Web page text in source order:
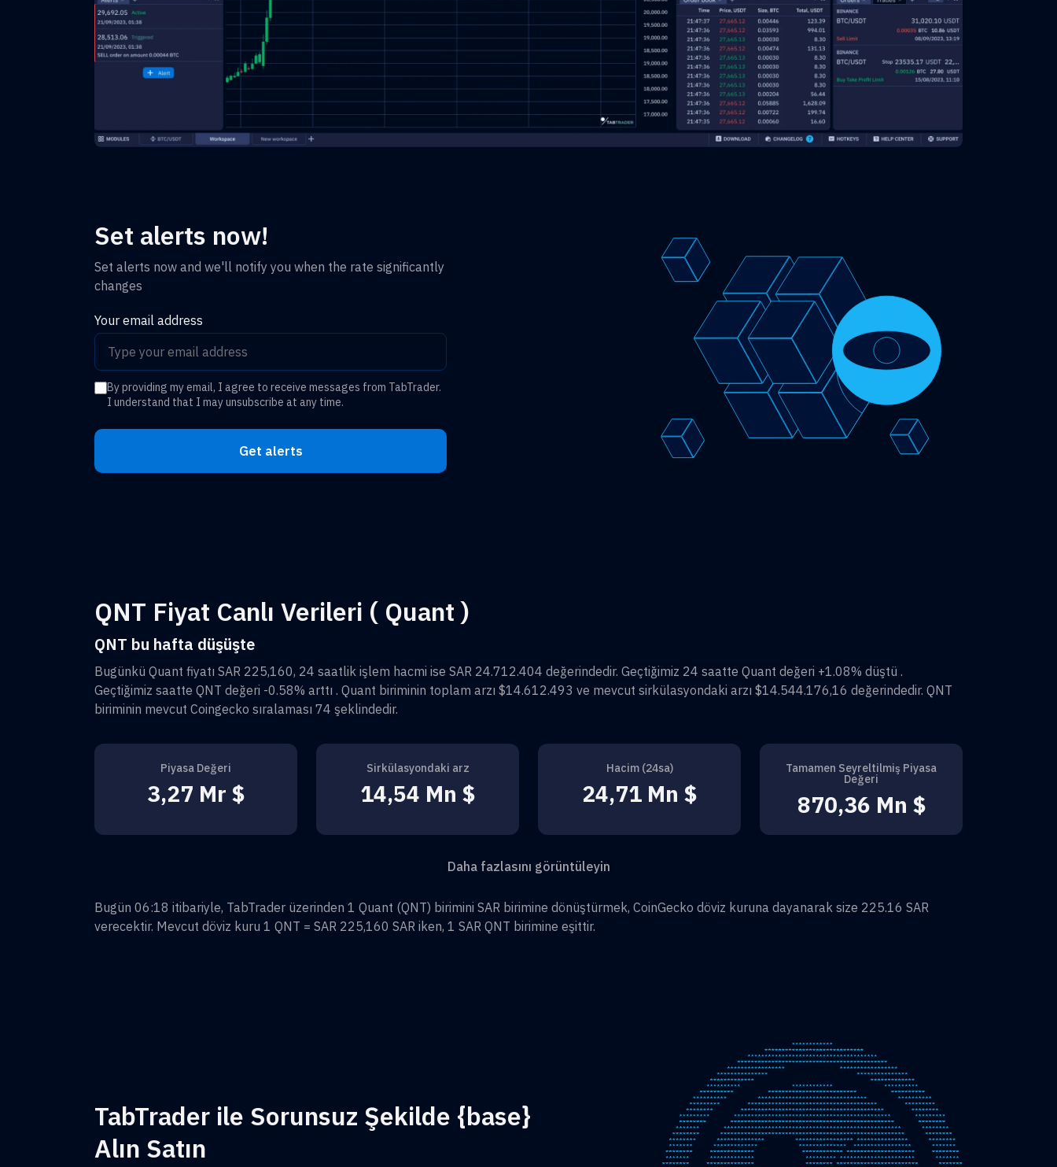
Set alerts now!
Set alerts now and we'll notify you when the rate significantly
changes
Your email address
By providing my email, I agree to receive messages from TabTrader.
I understand that I may unsubscribe at any time.
Get alerts
QNT Fiyat Canlı Verileri ( Quant )
QNT bu hafta düşüşte
Bugünkü Quant fiyatı SAR 225,160, 24 saatlik işlem hacmi ise SAR 24.712.404 değerindedir. Geçtiğimiz 24 saatte Quant değeri +1.08% düştü .
Geçtiğimiz saatte QNT değeri -0.58% arttı . Quant biriminin toplam arzı $14.612.493 ve mevcut sirkülasyondaki arzı $14.544.176,16 değerindedir. QNT
biriminin mevcut Coingecko sıralaması 74 şeklindedir.
Piyasa Değeri
3,27 Mr $
Sirkülasyondaki arz
14,54 Mn $
Hacim (24sa)
24,71 Mn $
Tamamen Seyreltilmiş Piyasa
Değeri
870,36 Mn $
Daha fazlasını görüntüleyin
Bugün 06:18 itibariyle, TabTrader üzerinden 1 Quant (QNT) birimini SAR birimine dönüştürmek, CoinGecko döviz kuruna dayanarak size 225.16 SAR
verecektir. Mevcut döviz kuru 1 QNT = SAR 225,160 SAR iken, 1 SAR QNT birimine eşittir.
TabTrader ile Sorunsuz Şekilde {base}
Alın Satın